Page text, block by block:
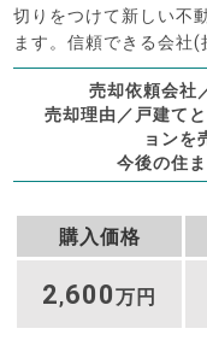
切りをつけて新しい不
ます。信頼できる会社(
売却依頼会社
売却理由／戸建て
ョンを
今後の住
購入価格
2,600万円